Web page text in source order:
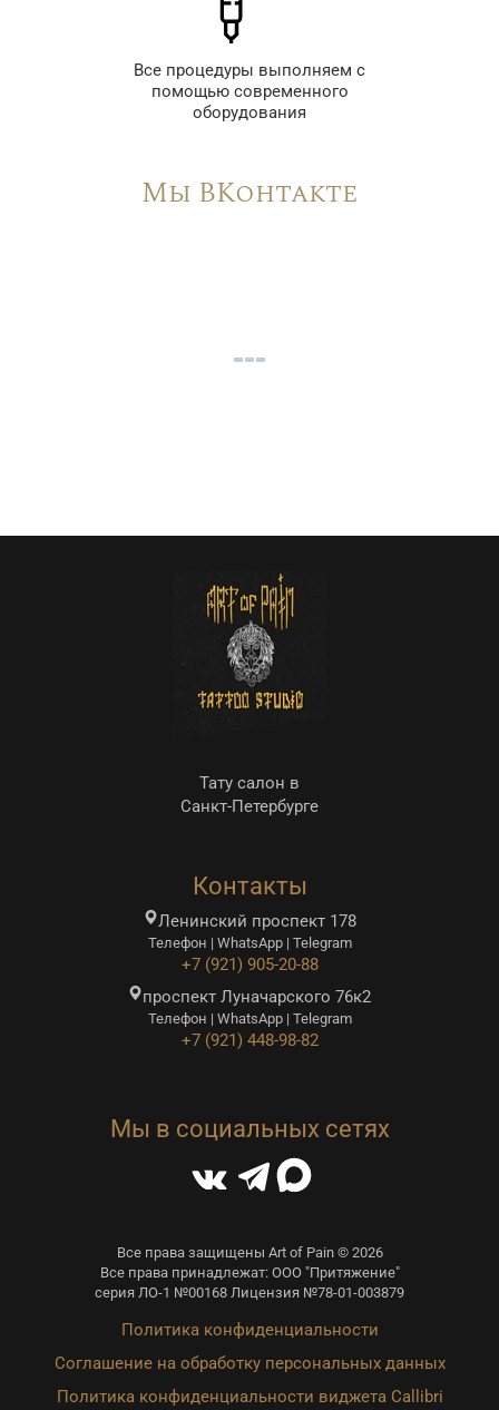
Все процедуры выполняем с
помощью современного
оборудования
Мы ВКонтакте
Тату салон в
Санкт-Петербурге
Контакты
Ленинский проспект 178
Телефон | WhatsApp | Telegram
+7 (921) 905-20-88
проспект Луначарского 76к2
Телефон | WhatsApp | Telegram
+7 (921) 448-98-82
Мы в социальных сетях
Все права защищены Art of Pain © 2026
Все права принадлежат: ООО "Притяжение"
серия ЛО-1 №00168 Лицензия №78-01-003879
Политика конфиденциальности
Соглашение на обработку персональных данных
Политика конфиденциальности виджета Callibri